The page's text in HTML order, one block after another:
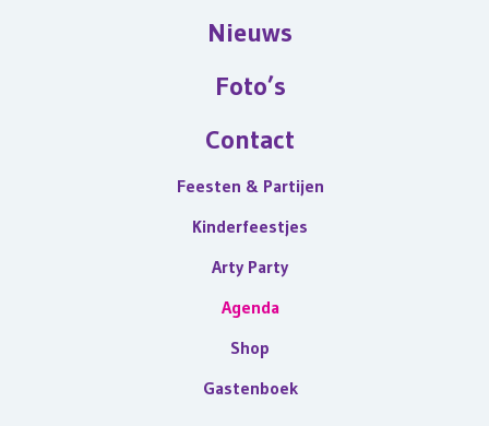
Nieuws
Foto’s
Contact
Feesten & Partijen
Kinderfeestjes
Arty Party
Agenda
Shop
Gastenboek